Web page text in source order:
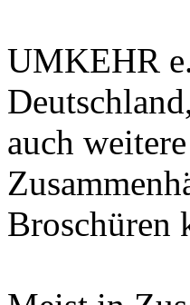
UMKEHR
auch
Broschüren